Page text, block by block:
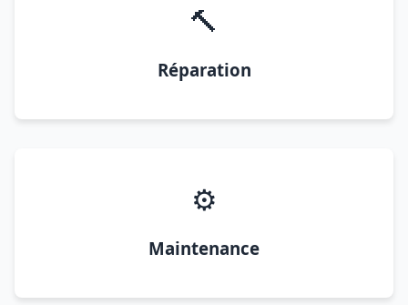
🔨
Réparation
⚙️
Maintenance